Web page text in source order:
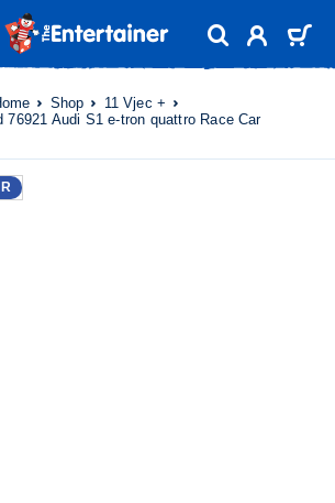
Shop
11 Vjec +
76921 Audi S1 e-tron quattro Race Car